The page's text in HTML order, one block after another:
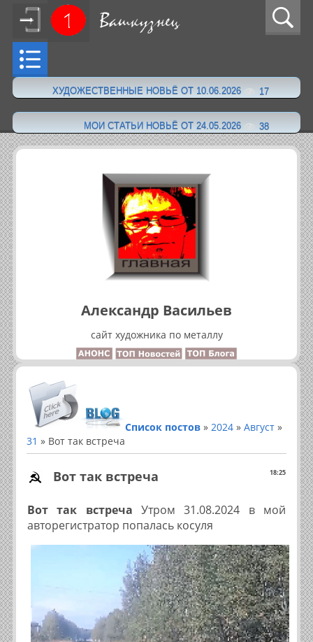
ХУДОЖЕСТВЕННЫЕ НОВЬЁ ОТ 10.06.2026 17
МОИ СТАТЬИ НОВЬЁ ОТ 24.05.2026 38
Александр Васильев
сайт художника по металлу
Список постов » 2024 » Август »
31 » Вот так встреча
18:25
Вот так встреча
Вот так встреча Утром 31.08.2024 в мой
авторегистратор попалась косуля